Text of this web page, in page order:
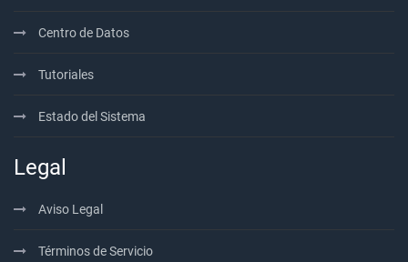
Centro de Datos
Tutoriales
Estado del Sistema
Legal
Aviso Legal
Términos de Servicio